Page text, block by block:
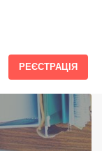
РЕЄСТРАЦІЯ